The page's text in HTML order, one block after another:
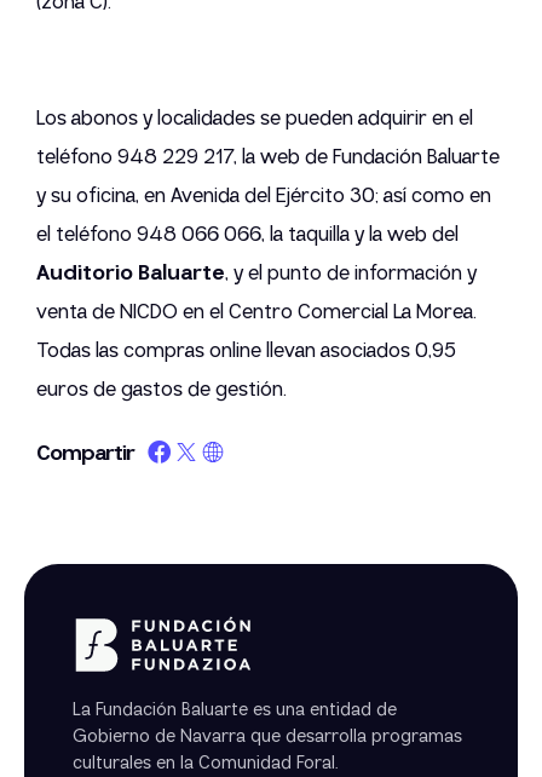
Los abonos y localidades se pueden adquirir en el
teléfono 948 229 217, la web de Fundación Baluarte
y su oficina, en Avenida del Ejército 30; así como en
el teléfono 948 066 066, la taquilla y la web del
Auditorio Baluarte, y el punto de información y
venta de NICDO en el Centro Comercial La Morea.
Todas las compras online llevan asociados 0,95
euros de gastos de gestión.
Compartir
La Fundación Baluarte es una entidad de
Gobierno de Navarra que desarrolla programas
culturales en la Comunidad Foral.